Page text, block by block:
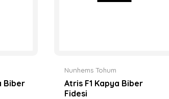
Biber
Nunhems Tohum
Atris F1 Kapya Biber
Fidesi